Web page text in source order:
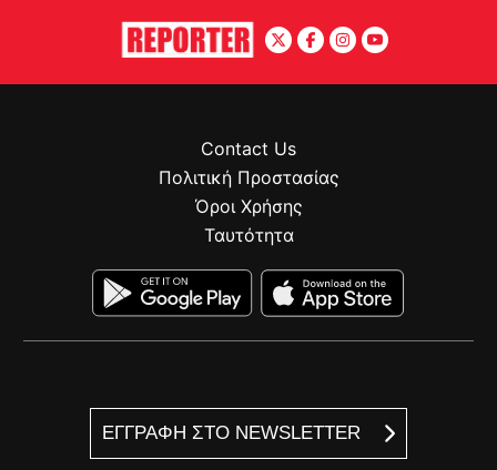
ΕΓΓΡΑΦΗ ΣΤΟ NEWSLETTER
Contact Us
Πολιτική Προστασίας
Όροι Χρήσης
Ταυτότητα